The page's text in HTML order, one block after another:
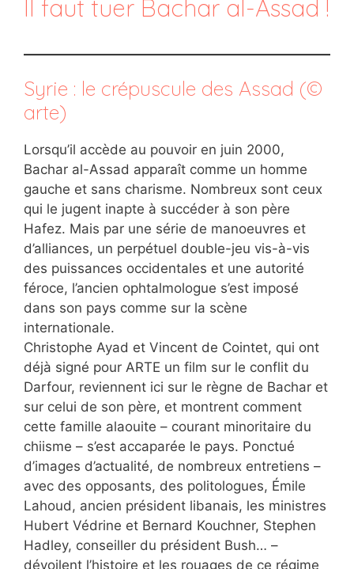
Il faut tuer Bachar al-Assad !
Syrie : le crépuscule des Assad (©
arte)
Lorsqu’il accède au pouvoir en juin 2000,
Bachar al-Assad apparaît comme un homme
gauche et sans charisme. Nombreux sont ceux
qui le jugent inapte à succéder à son père
Hafez. Mais par une série de manoeuvres et
d’alliances, un perpétuel double-jeu vis-à-vis
des puissances occidentales et une autorité
féroce, l’ancien ophtalmologue s’est imposé
dans son pays comme sur la scène
internationale.
Christophe Ayad et Vincent de Cointet, qui ont
déjà signé pour ARTE un film sur le conflit du
Darfour, reviennent ici sur le règne de Bachar et
sur celui de son père, et montrent comment
cette famille alaouite – courant minoritaire du
chiisme – s’est accaparée le pays. Ponctué
d’images d’actualité, de nombreux entretiens –
avec des opposants, des politologues, Émile
Lahoud, ancien président libanais, les ministres
Hubert Védrine et Bernard Kouchner, Stephen
Hadley, conseiller du président Bush… –
dévoilent l’histoire et les rouages de ce régime